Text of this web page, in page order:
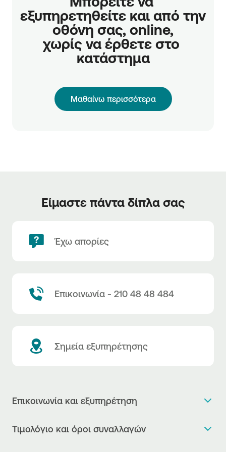
εξυπηρετηθείτε και από την
οθόνη σας, online,
χωρίς να έρθετε στο
κατάστημα
Μαθαίνω περισσότερα
Είμαστε πάντα δίπλα σας
Έχω απορίες
Επικοινωνία - 210 48 48 484
Σημεία εξυπηρέτησης
Επικοινωνία και εξυπηρέτηση
Τιμολόγιο και όροι συναλλαγών